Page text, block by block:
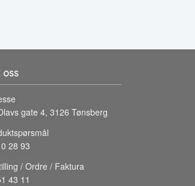
oss
gate 4, 3126 Tønsberg
28 93
/ Ordre / Faktura
43 11